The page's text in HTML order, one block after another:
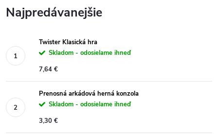
Najpredávanejšie
Twister Klasická hra
Skladom - odosielame ihneď
7,64 €
Prenosná arkádová herná konzola
Skladom - odosielame ihneď
3,30 €